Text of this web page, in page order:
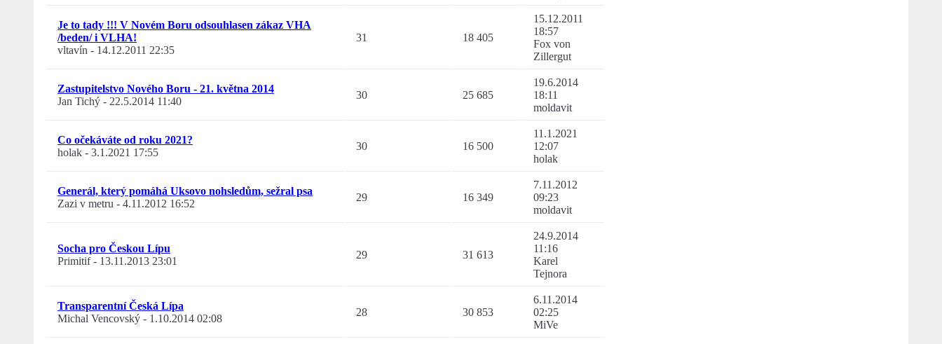
Je to tady !!! V Novém Boru odsouhlasen zákaz VHA
/beden/ i VLHA!
vltavín - 14.12.2011 22:35
31 18 405
15.12.2011
18:57
Fox von
Zillergut
Zastupitelstvo Nového Boru - 21. května 2014
Jan Tichý - 22.5.2014 11:40
30 25 685
19.6.2014
18:11
moldavit
Co očekáváte od roku 2021?
holak - 3.1.2021 17:55
30 16 500
11.1.2021
12:07
holak
Generál, který pomáhá Uksovo nohsledům, sežral psa
Zazi v metru - 4.11.2012 16:52
29 16 349
7.11.2012
09:23
moldavit
Socha pro Českou Lípu
Primitif- 13.11.2013 23:01
29 31 613
24.9.2014
11:16
Karel
Tejnora
Transparentní Česká Lípa
Michal Vencovský - 1.10.2014 02:08
28 30 853
6.11.2014
02:25
MiVe